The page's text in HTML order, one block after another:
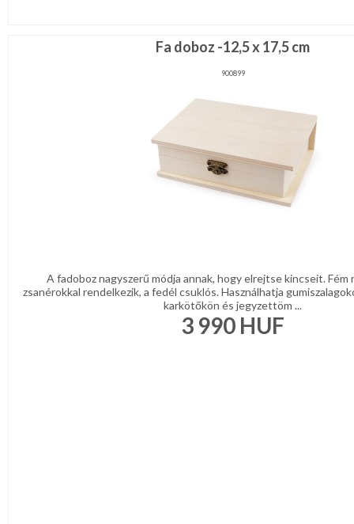
Fa doboz -12,5 x 17,5 cm
900899
A fadoboz nagyszerű módja annak, hogy elrejtse kincseit. Fém
zsanérokkal rendelkezik, a fedél csuklós. Használhatja
karkötőkön és jegyzettöm ...
3 990 HUF